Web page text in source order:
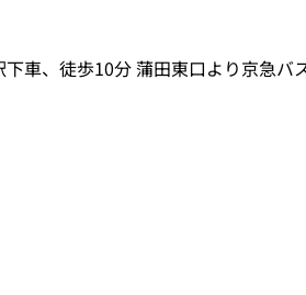
車、徒歩10分 蒲田東口より京急